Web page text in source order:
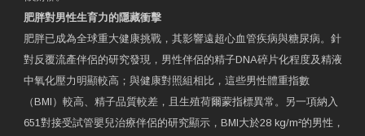
肥胖對男性生育力的隱藏衝擊
肥胖已成為全球重大健康挑戰，其影響遠超心血管疾病與糖尿病。針
對反覆流產伴侶的研究發現，男性伴侶的精子DNA碎片化程度及精液
中氧化壓力明顯較高；與健康對照組相比，這些男性體重指數
（BMI）較高、精子品質較差，且生殖荷爾蒙指標異常。另一項納入
651對接受試管嬰兒治療伴侶的研究顯示，BMI大於28 kg/m²的男性，